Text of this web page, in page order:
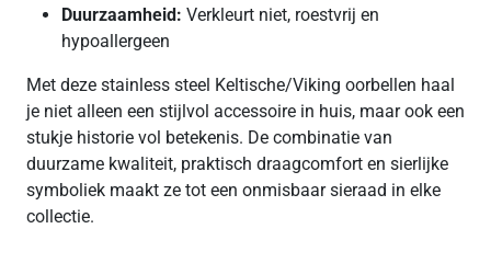
Duurzaamheid: Verkleurt niet, roestvrij en
hypoallergeen
Met deze stainless steel Keltische/Viking oorbellen haal
je niet alleen een stijlvol accessoire in huis, maar ook een
stukje historie vol betekenis. De combinatie van
duurzame kwaliteit, praktisch draagcomfort en sierlijke
symboliek maakt ze tot een onmisbaar sieraad in elke
collectie.